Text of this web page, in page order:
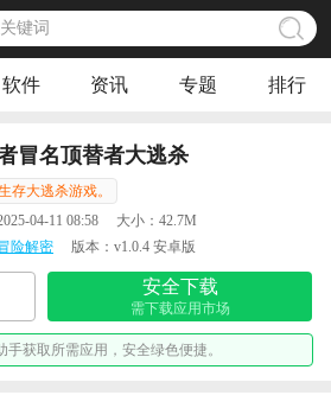
软件 资讯 专题 排行
冒名顶替者大逃杀
存大逃杀游戏。
04-11 08:58 大小： 42.7M
险解密 版本： v1.0.4 安卓版
安全下载
需下载应用市场
手获取所需应用，安全绿色便捷。